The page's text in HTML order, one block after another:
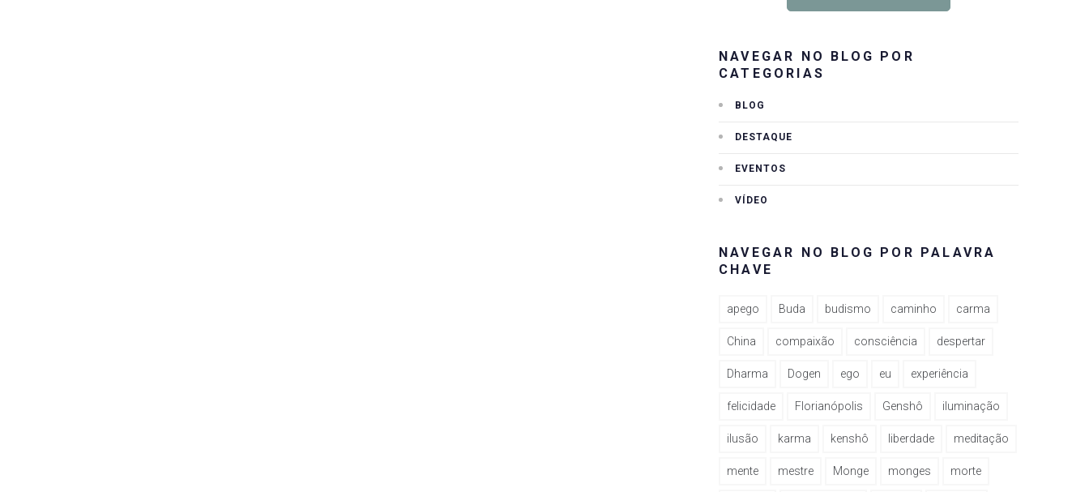
NAVEGAR NO BLOG POR
CATEGORIAS
BLOG
DESTAQUE
EVENTOS
VÍDEO
NAVEGAR NO BLOG POR PALAVRA
CHAVE
apego Buda budismo caminho carma
China compaixão consciência despertar
Dharma Dogen ego eu experiência
felicidade Florianópolis Genshô iluminação
ilusão karma kenshô liberdade meditação
mente mestre Monge monges morte